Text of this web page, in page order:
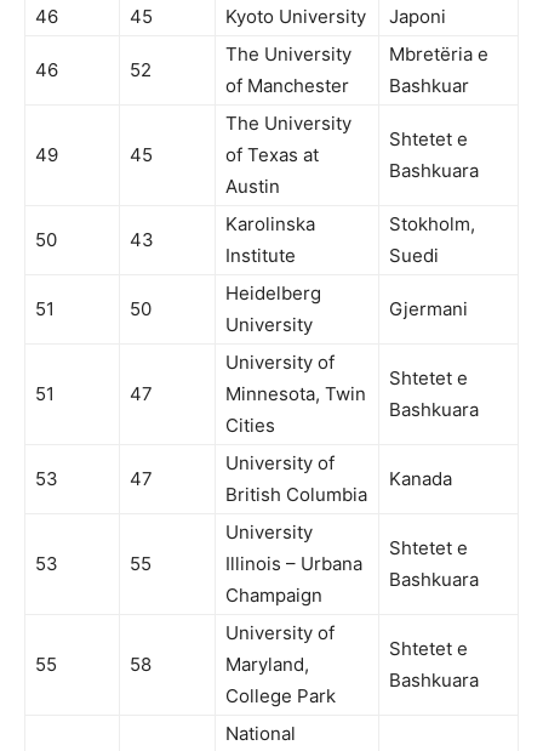
46
45 Kyoto University Japoni
46 52
The University
of Manchester
Mbretëria e
Bashkuar
49 45
The University
of Texas at
Austin
Shtetet e
Bashkuara
50 43
Karolinska
Institute
Stokholm,
Suedi
51 50
Heidelberg
University
Gjermani
51 47
University of
Minnesota, Twin
Cities
Shtetet e
Bashkuara
53 47
University of
British Columbia
Kanada
53 55
University
Illinois – Urbana
Champaign
Shtetet e
Bashkuara
55 58
University of
Maryland,
College Park
Shtetet e
Bashkuara
National